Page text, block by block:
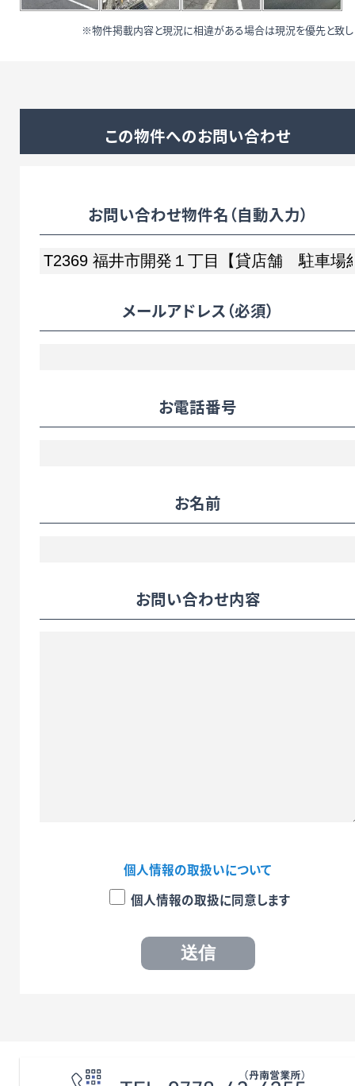
※物件掲載内容と現況に相違がある場合は現況を優先と致し
この物件へのお問い合わせ
お問い合わせ物件名（自動入力）
メールアドレス （必須）
お電話番号
お名前
お問い合わせ内容
個人情報の取扱いについて
個人情報の取扱に同意します